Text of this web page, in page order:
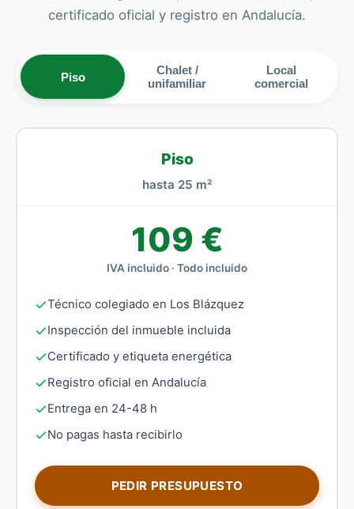
certificado oficial y registro en Andalucía.
Piso
Chalet /
unifamiliar
Local
comercial
Piso
hasta 25 m²
109 €
IVA incluido · Todo incluido
Técnico colegiado en Los Blázquez
Inspección del inmueble incluida
Certificado y etiqueta energética
Registro oficial en Andalucía
Entrega en 24-48 h
No pagas hasta recibirlo
PEDIR PRESUPUESTO